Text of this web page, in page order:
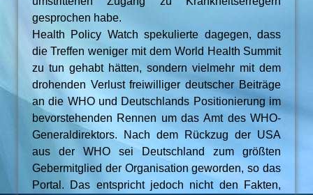
gesprochen habe.
Health Policy Watch spekulierte dagegen, dass
die Treffen weniger mit dem World Health Summit
zu tun gehabt hätten, sondern vielmehr mit dem
drohenden Verlust freiwilliger deutscher Beiträge
an die WHO und Deutschlands Positionierung im
bevorstehenden Rennen um das Amt des WHO-
Generaldirektors. Nach dem Rückzug der USA
aus der WHO sei Deutschland zum größten
Gebermitglied der Organisation geworden, so das
Portal. Das entspricht jedoch nicht den Fakten,